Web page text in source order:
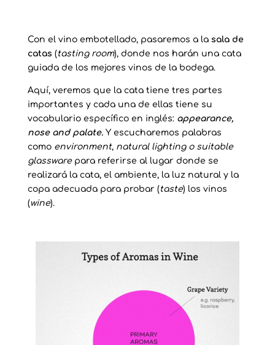
Con el vino embotellado, pasaremos a la sala de
catas (tasting room), donde nos harán una cata
guiada de los mejores vinos de la bodega.
Aquí, veremos que la cata tiene tres partes
importantes y cada una de ellas tiene su
vocabulario específico en inglés: appearance,
nose and palate.Y escucharemos palabras
como environment, natural lighting o suitable
glasswarepara referirse al lugar donde se
realizará la cata, el ambiente, la luz natural y la
copa adecuada para probar (taste) los vinos
(wine).